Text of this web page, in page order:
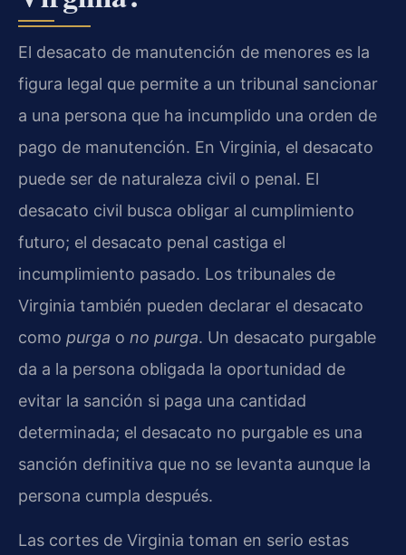
El desacato de manutención de menores es la
figura legal que permite a un tribunal sancionar
a una persona que ha incumplido una orden de
pago de manutención. En Virginia, el desacato
puede ser de naturaleza civil o penal. El
desacato civil busca obligar al cumplimiento
futuro; el desacato penal castiga el
incumplimiento pasado. Los tribunales de
Virginia también pueden declarar el desacato
como purga o no purga. Un desacato purgable
da a la persona obligada la oportunidad de
evitar la sanción si paga una cantidad
determinada; el desacato no purgable es una
sanción definitiva que no se levanta aunque la
persona cumpla después.
Las cortes de Virginia toman en serio estas